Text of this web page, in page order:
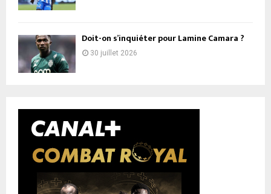
Doit-on s’inquiéter pour Lamine Camara ?
30 juillet 2026